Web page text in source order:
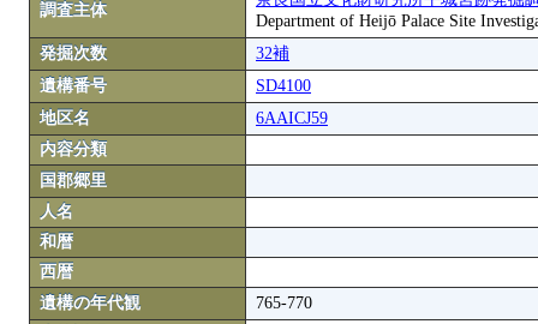
調査主体
Department of Heijō Palace Site
発掘次数
32補
遺構番号
SD4100
地区名
6AAICJ59
内容分類
国郡郷里
人名
和暦
西暦
遺構の年代観
765-770